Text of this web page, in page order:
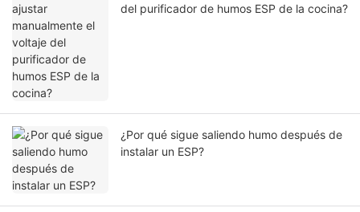
del purificador de humos ESP de la cocina?
¿Por qué sigue saliendo humo después de
instalar un ESP?